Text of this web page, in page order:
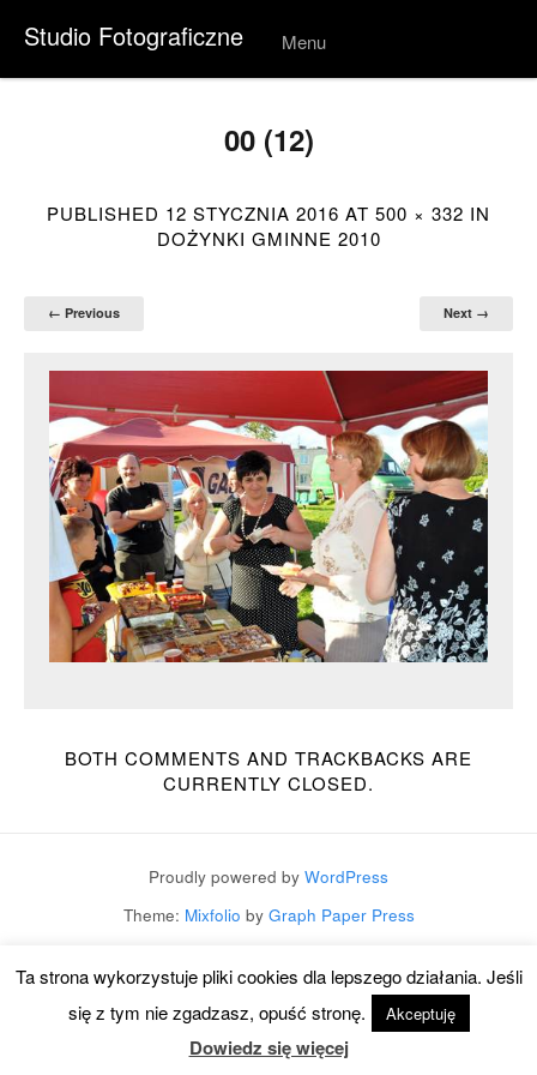
Studio Fotograficzne Menu
Skip to
00 (12)
PUBLISHED 12 STYCZNIA 2016 AT 500 × 332 IN
DOŻYNKI GMINNE 2010
← Previous Next →
BOTH COMMENTS AND TRACKBACKS ARE
CURRENTLY CLOSED.
Proudly powered by WordPress
Theme: Mixfolio by Graph Paper Press
Ta strona wykorzystuje pliki cookies dla lepszego działania. Jeśli
się z tym nie zgadzasz, opuść stronę.
Akceptuję
Dowiedz się więcej